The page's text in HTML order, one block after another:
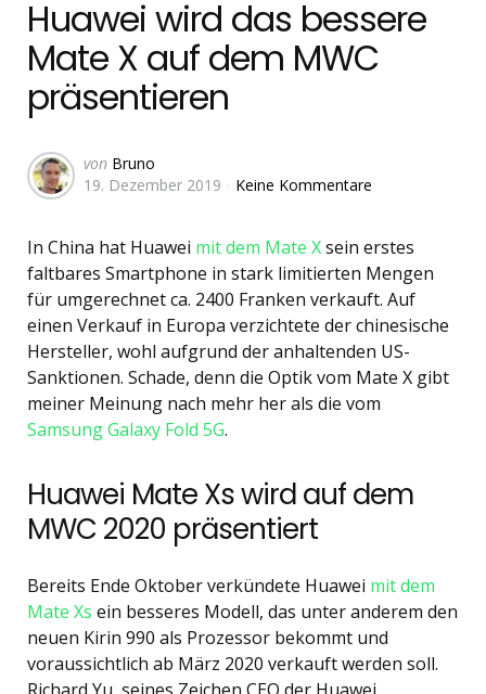
Huawei wird das bessere
Mate X auf dem MWC
präsentieren
Geschrieben
von
von Bruno
19. Dezember 2019
Keine Kommentare
In China hat Huawei mit dem Mate Xsein erstes
faltbares Smartphone in stark limitierten Mengen
für umgerechnet ca. 2400 Franken verkauft. Auf
einen Verkauf in Europa verzichtete der chinesische
Hersteller, wohl aufgrund der anhaltenden US-
Sanktionen. Schade, denn die Optik vom Mate X gibt
meiner Meinung nach mehr her als die vom
Samsung Galaxy Fold 5G.
Huawei Mate Xs wird auf dem
MWC 2020 präsentiert
Bereits Ende Oktober verkündete Huawei mit dem
Mate Xs ein besseres Modell, das unter anderem den
neuen Kirin 990 als Prozessor bekommt und
voraussichtlich ab März 2020 verkauft werden soll.